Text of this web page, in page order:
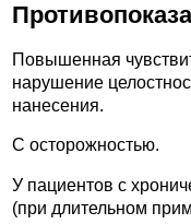
Повышенная
нарушение
нанесения.
С осторожностью.
У пациентов с
(при длительном